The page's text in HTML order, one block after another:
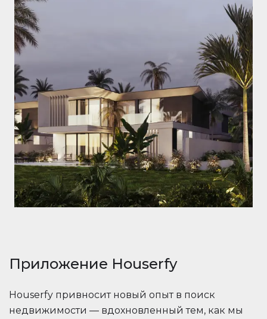
Приложение Houserfy
Houserfy привносит новый опыт в поиск
недвижимости — вдохновленный тем, как мы